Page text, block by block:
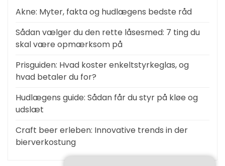
Akne: Myter, fakta og hudlægens bedste råd
Sådan vælger du den rette låsesmed: 7 ting du
skal være opmærksom på
Prisguiden: Hvad koster enkeltstyrkeglas, og
hvad betaler du for?
Hudlægens guide: Sådan får du styr på kløe og
udslæt
Craft beer erleben: Innovative trends in der
bierverkostung